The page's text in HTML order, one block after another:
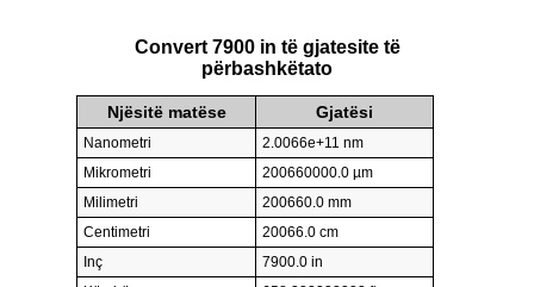
Convert 7900 in të gjatesite të
përbashkëtato
Njësitë matëse Gjatësi
Nanometri
2.0066e+11 nm
Mikrometri
200660000.0 µm
Milimetri
200660.0 mm
Centimetri
20066.0 cm
Inç
7900.0 in